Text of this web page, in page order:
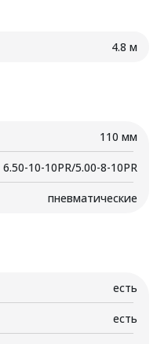
4.8 м
110 мм
6.50-10-10PR/5.00-8-10PR
пневматические
есть
есть